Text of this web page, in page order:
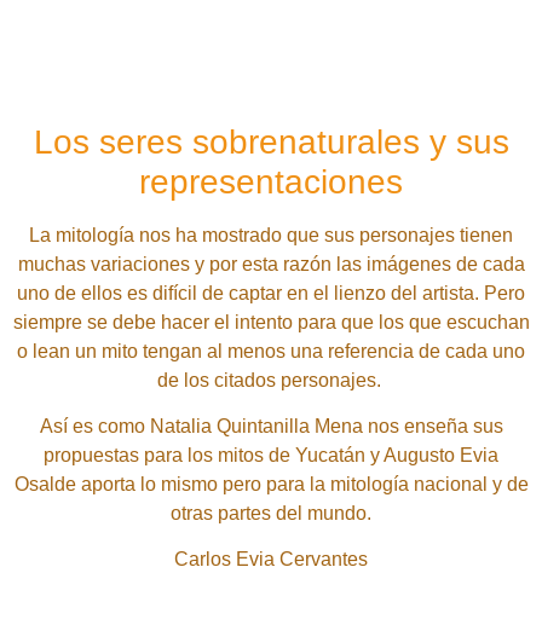
Los seres sobrenaturales y sus
representaciones
La mitología nos ha mostrado que sus personajes tienen
muchas variaciones y por esta razón las imágenes de cada
uno de ellos es difícil de captar en el lienzo del artista. Pero
siempre se debe hacer el intento para que los que escuchan
o lean un mito tengan al menos una referencia de cada uno
de los citados personajes.
Así es como Natalia Quintanilla Mena nos enseña sus
propuestas para los mitos de Yucatán y Augusto Evia
Osalde aporta lo mismo pero para la mitología nacional y de
otras partes del mundo.
Carlos Evia Cervantes